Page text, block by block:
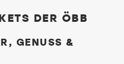
DER ÖBB
GENUSS &